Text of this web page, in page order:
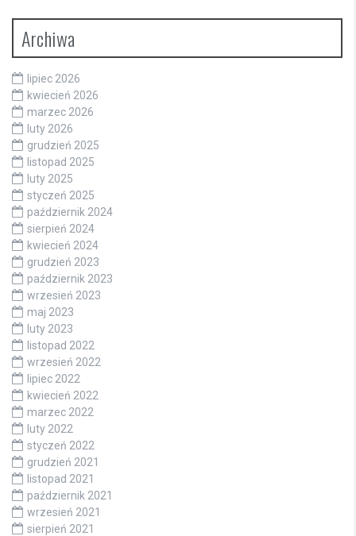
Archiwa
lipiec 2026
kwiecień 2026
marzec 2026
luty 2026
grudzień 2025
listopad 2025
luty 2025
styczeń 2025
październik 2024
sierpień 2024
kwiecień 2024
grudzień 2023
październik 2023
wrzesień 2023
maj 2023
luty 2023
listopad 2022
wrzesień 2022
lipiec 2022
kwiecień 2022
marzec 2022
luty 2022
styczeń 2022
grudzień 2021
listopad 2021
październik 2021
wrzesień 2021
sierpień 2021